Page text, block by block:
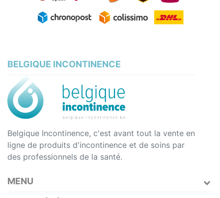
BELGIQUE INCONTINENCE
Belgique Incontinence, c'est avant tout la vente en
ligne de produits d'incontinence et de soins par
des professionnels de la santé.
MENU